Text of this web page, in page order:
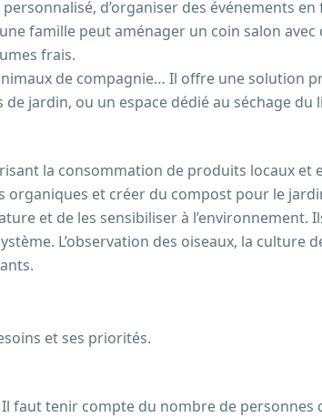
d’organiser des événements en
famille peut aménager un coin salon avec
frais.
de compagnie… Il offre une solution
jardin, ou un espace dédié au séchage du
la consommation de produits locaux et
organiques et créer du compost pour le
et de les sensibiliser à l’environnement.
L’observation des oiseaux, la culture
et ses priorités.
tenir compte du nombre de personnes